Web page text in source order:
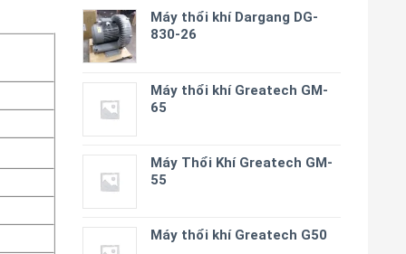
Máy thổi khí Dargang DG-
830-26
Máy thổi khí Greatech GM-
65
Máy Thổi Khí Greatech GM-
55
Máy thổi khí Greatech G50